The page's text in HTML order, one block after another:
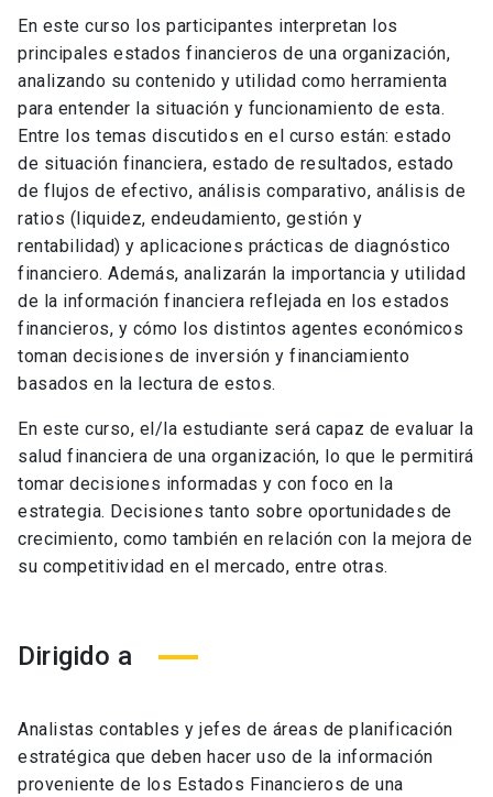
En este curso los participantes interpretan los
principales estados financieros de una organización,
analizando su contenido y utilidad como herramienta
para entender la situación y funcionamiento de esta.
Entre los temas discutidos en el curso están: estado
de situación financiera, estado de resultados, estado
de flujos de efectivo, análisis comparativo, análisis de
ratios (liquidez, endeudamiento, gestión y
rentabilidad) y aplicaciones prácticas de diagnóstico
financiero. Además, analizarán la importancia y utilidad
de la información financiera reflejada en los estados
financieros, y cómo los distintos agentes económicos
toman decisiones de inversión y financiamiento
basados en la lectura de estos.
En este curso, el/la estudiante será capaz de evaluar la
salud financiera de una organización, lo que le permitirá
tomar decisiones informadas y con foco en la
estrategia. Decisiones tanto sobre oportunidades de
crecimiento, como también en relación con la mejora de
su competitividad en el mercado, entre otras.
Dirigido a
Analistas contables y jefes de áreas de planificación
estratégica que deben hacer uso de la información
proveniente de los Estados Financieros de una